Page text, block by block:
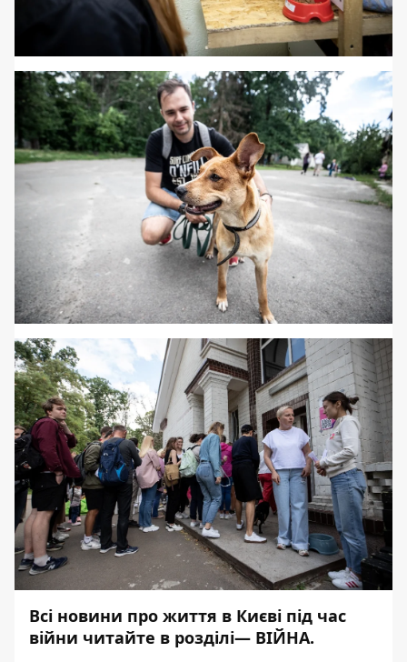
Всі новини про життя в Києві під час
війни читайте в розділі— ВІЙНА.